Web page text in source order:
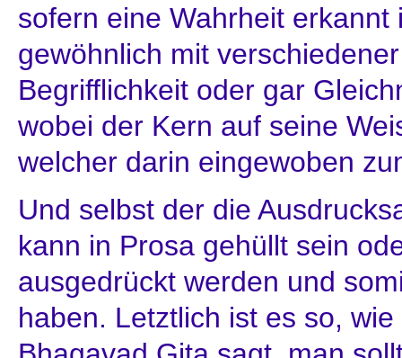
sofern eine Wahrheit erkannt
gewöhnlich mit
Begrifflichkeit oder gar
wobei der Kern auf seine
welcher darin eingewoben
Und selbst der die
kann in Prosa gehüllt sein
ausgedrückt werden und
haben. Letztlich ist es so,